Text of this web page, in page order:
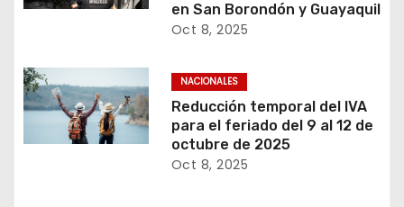
en San Borondón y Guayaquil
Oct 8, 2025
NACIONALES
Reducción temporal del IVA
para el feriado del 9 al 12 de
octubre de 2025
Oct 8, 2025